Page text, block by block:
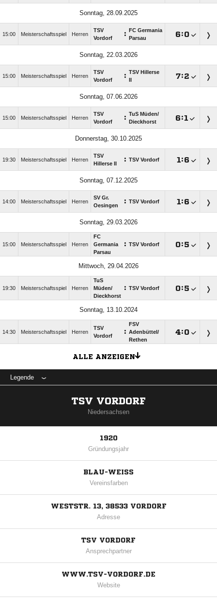
Sonntag, 28.09.2025
15:00 Meisterschaftsspiel Herren
TSV
Vordorf
:
FC Germania
Parsau
:
Sonntag, 22.03.2026
15:00 Meisterschaftsspiel Herren
TSV
Vordorf
: TSV Hillerse
:
Sonntag, 07.06.2026
15:00 Meisterschaftsspiel Herren
TSV
Vordorf
: TuS Müden/​
Dieckhorst
:
Donnerstag, 30.10.2025
19:30 Meisterschaftsspiel Herren
TSV
Hillerse II
: TSV Vordorf :
Sonntag, 07.12.2025
14:00 Meisterschaftsspiel Herren
SV Gr.
Oesingen
: TSV Vordorf :
Sonntag, 29.03.2026
15:00 Meisterschaftsspiel Herren
FC
Germania
Parsau
: TSV Vordorf :
Mittwoch, 29.04.2026
19:30 Meisterschaftsspiel Herren
TuS
Müden/​
Dieckhorst
: TSV Vordorf :
Sonntag, 13.10.2024
14:30 Meisterschaftsspiel Herren
TSV
Vordorf
:
FSV
Adenbüttel/​
Rethen
:
ALLE ANZEIGEN
Legende
TSV VORDORF
Niedersachsen
1920
Gründungsjahr
BLAU-WEISS
Vereinsfarben
WESTSTR. 13, 38533 VORDORF
Adresse
TSV VORDORF
Ansprechpartner
WWW.TSV-VORDORF.DE
Website